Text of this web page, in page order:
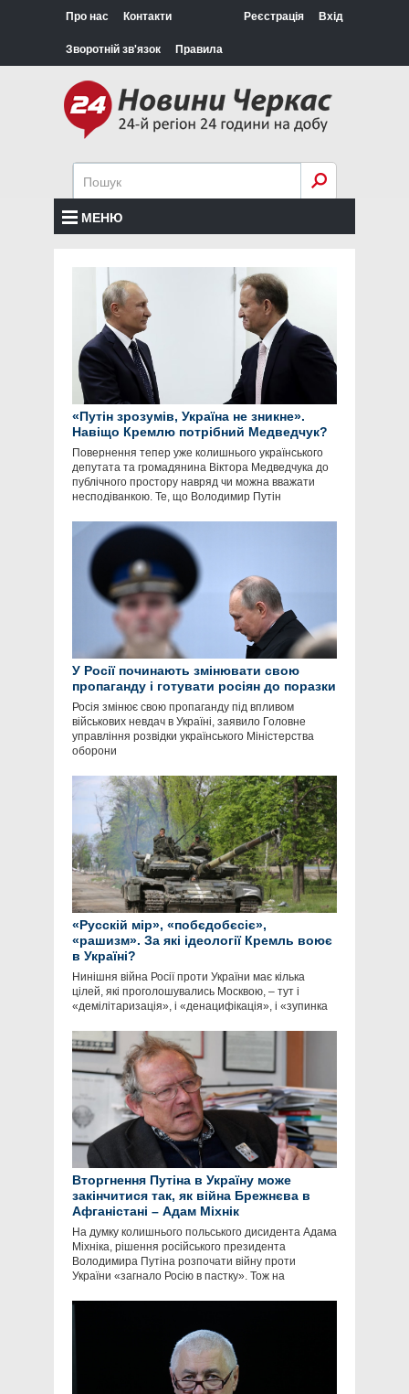
Про нас Контакти
Зворотній зв'язок Правила
Реєстрація Вхід
МЕНЮ
«Путін зрозумів, Україна не зникне».
Навіщо Кремлю потрібний Медведчук?
Повернення тепер уже колишнього українського
депутата та громадянина Віктора Медведчука до
публічного простору навряд чи можна вважати
несподіванкою. Те, що Володимир Путін
У Росії починають змінювати свою
пропаганду і готувати росіян до поразки
Росія змінює свою пропаганду під впливом
військових невдач в Україні, заявило Головне
управління розвідки українського Міністерства
оборони
«Русскій мір», «побєдобєсіє»,
«рашизм». За які ідеології Кремль воює
в Україні?
Нинішня війна Росії проти України має кілька
цілей, які проголошувались Москвою, – тут і
«демілітаризація», і «денацифікація», і «зупинка
Вторгнення Путіна в Україну може
закінчитися так, як війна Брежнєва в
Афганістані – Адам Міхнік
На думку колишнього польського дисидента Адама
Міхніка, рішення російського президента
Володимира Путіна розпочати війну проти
України «загнало Росію в пастку». Тож на